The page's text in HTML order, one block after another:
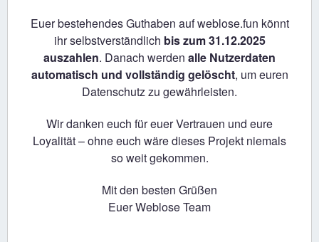
Euer bestehendes Guthaben auf weblose.fun könnt
ihr selbstverständlich bis zum 31.12.2025
auszahlen. Danach werden alle Nutzerdaten
automatisch und vollständig gelöscht, um euren
Datenschutz zu gewährleisten.
Wir danken euch für euer Vertrauen und eure
Loyalität – ohne euch wäre dieses Projekt niemals
so weit gekommen.
Mit den besten Grüßen
Euer Weblose Team